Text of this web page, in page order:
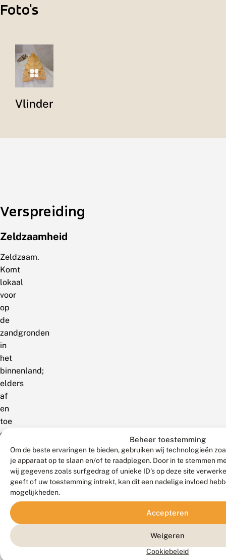
Beheer toestemming
Om de beste ervaringen te bieden, gebruiken wij technologieën
je apparaat op te slaan en/of te raadplegen. Door in te stemmen
wij gegevens zoals surfgedrag of unieke ID's op deze site
geeft of uw toestemming intrekt, kan dit een nadelige invloed
mogelijkheden.
Accepteren
Weigeren
Cookiebeleid
Foto's
Vlinder
Verspreiding
Zeldzaamheid
Zeldzaam.
Komt
lokaal
voor
op
de
zandgronden
in
het
binnenland;
elders
af
en
toe
een
waarneming.
RL:
bedreigd.
België
Vlaanderen
zeldzaam,
maar